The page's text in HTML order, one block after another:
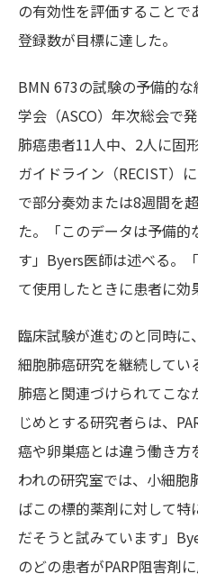
の有効性を評価すること
登録数が目標に達した。
BMN 673の試験の予備的
学会（ASCO）年次総会で
肺癌患者11人中、2人に固
ガイドライン（RECIST）
で部分奏効または8週間を
た。「このデータは予備
す」Byers医師は述べる。
て使用したときに患者に効
臨床試験が進むのと同時
細胞肺癌研究を継続してい
肺癌と関連づけられてこ
じめとする研究者らは、
癌や卵巣癌とは違う働き
われの研究室では、小細
ばこの標的薬剤に対して
だそうと試みています」
のどの患者がPARP阻害剤